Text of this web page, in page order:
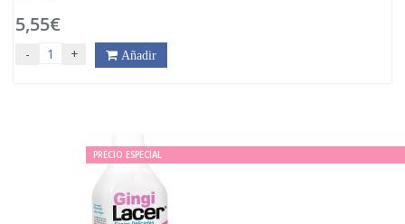
5,55€
- + Añadir
PRECIO ESPECIAL